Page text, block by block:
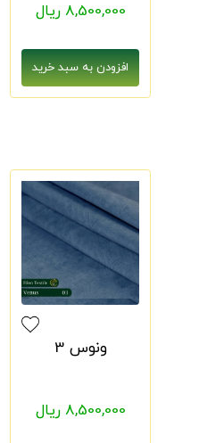
8,500,000 ریال
ونوس 3
8,500,000 ریال